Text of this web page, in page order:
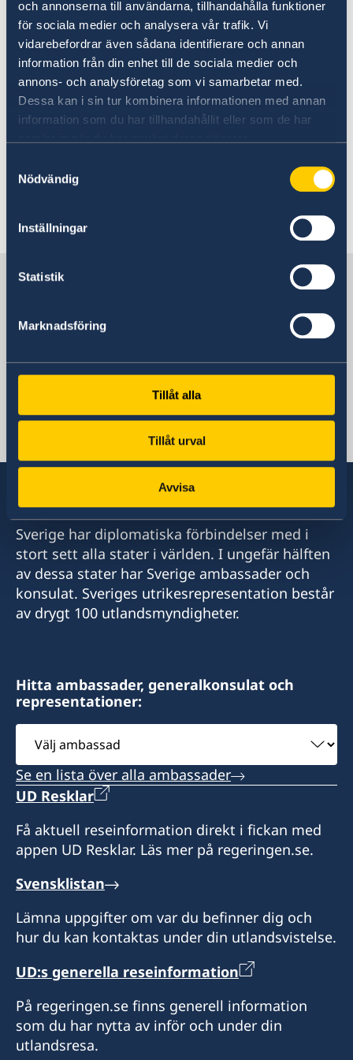
och annonserna till användarna, tillhandahålla funktioner
för sociala medier och analysera vår trafik. Vi
vidarebefordrar även sådana identifierare och annan
information från din enhet till de sociala medier och
annons- och analysföretag som vi samarbetar med.
Dessa kan i sin tur kombinera informationen med annan
information som du har tillhandahållit eller som de har
Nödvändig
Inställningar
Statistik
Marknadsföring
Tillåt alla
Tillåt urval
Avvisa
UD:s reseinformation på
regeringen.se
Ladda ner appen UD Resklar
Ladda ner UD Resklar på Google Play
Ladda ner UD Resklar på iTunes
Följ UD Resklar på Facebook och X
UD Resklar på Facebook
Sverige i Uganda
Sveriges Ambassad
Uganda, Kampala
Svenska konsulat
Sverige har diplomatiska förbindelser med i
stort sett alla stater i världen. I ungefär hälften
av dessa stater har Sverige ambassader och
konsulat. Sveriges utrikesrepresentation består
av drygt 100 utlandsmyndigheter.
Hitta ambassader, generalkonsulat och
representationer:
Välj
ambassad
Se en lista över alla ambassader
UD Resklar
Få aktuell reseinformation direkt i fickan med
appen UD Resklar. Läs mer på regeringen.se.
Svensklistan
Lämna uppgifter om var du befinner dig och
hur du kan kontaktas under din utlandsvistelse.
UD:s generella reseinformation
På regeringen.se finns generell information
som du har nytta av inför och under din
utlandsresa.